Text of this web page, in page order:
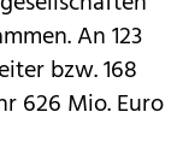
An 123
bzw. 168
626 Mio. Euro